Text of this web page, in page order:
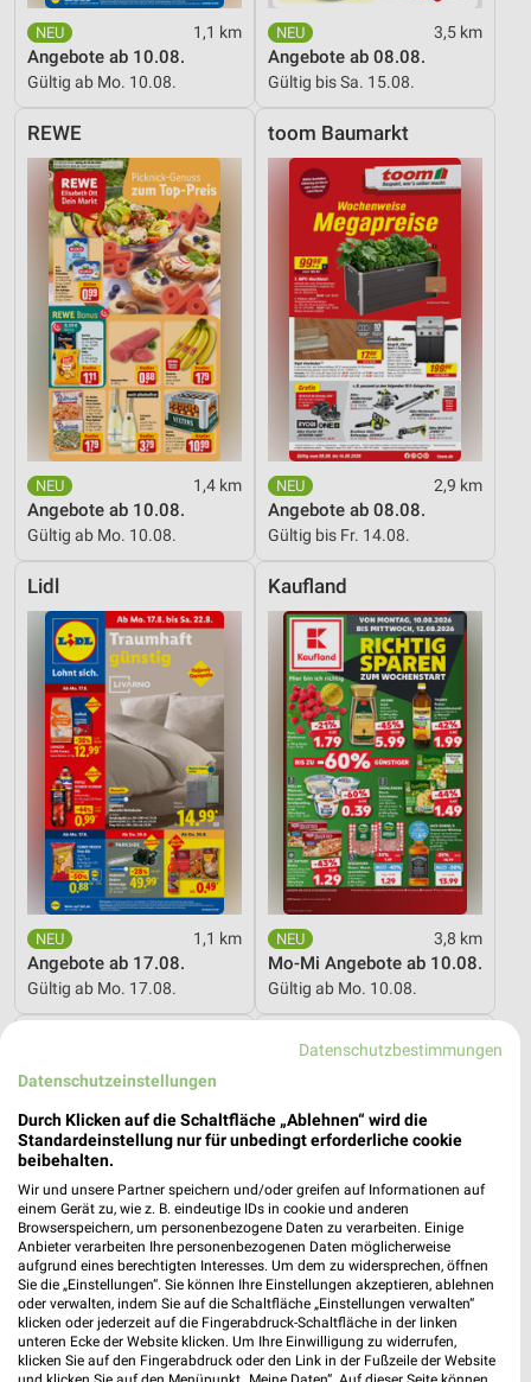
1,1 km
Angebote ab 10.08.
Gültig ab Mo. 10.08.
3,5 km
Angebote ab 08.08.
Gültig bis Sa. 15.08.
REWE
1,4 km
Angebote ab 10.08.
Gültig ab Mo. 10.08.
toom Baumarkt
2,9 km
Angebote ab 08.08.
Gültig bis Fr. 14.08.
Lidl
1,1 km
Angebote ab 17.08.
Gültig ab Mo. 17.08.
Kaufland
3,8 km
Mo-Mi Angebote ab 10.08.
Gültig ab Mo. 10.08.
XXXLutz
Datenschutzbestimmungen
Datenschutzeinstellungen
Durch Klicken auf die Schaltfläche „Ablehnen“ wird die
Standardeinstellung nur für unbedingt erforderliche cookie
beibehalten.
Wir und unsere Partner speichern und/oder greifen auf Informationen auf
einem Gerät zu, wie z. B. eindeutige IDs in cookie und anderen
Browserspeichern, um personenbezogene Daten zu verarbeiten. Einige
Anbieter verarbeiten Ihre personenbezogenen Daten möglicherweise
aufgrund eines berechtigten Interesses. Um dem zu widersprechen, öffnen
Sie die „Einstellungen“. Sie können Ihre Einstellungen akzeptieren, ablehnen
oder verwalten, indem Sie auf die Schaltfläche „Einstellungen verwalten“
klicken oder jederzeit auf die Fingerabdruck-Schaltfläche in der linken
unteren Ecke der Website klicken. Um Ihre Einwilligung zu widerrufen,
klicken Sie auf den Fingerabdruck oder den Link in der Fußzeile der Website